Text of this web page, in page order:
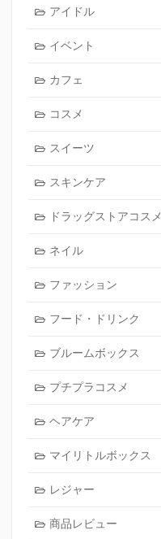
アイドル
イベント
カフェ
コスメ
スイーツ
スキンケア
ドラッグストアコスメ
ネイル
ファッション
フード・ドリンク
ブルームボックス
プチプラコスメ
ヘアケア
マイリトルボックス
レジャー
商品レビュー